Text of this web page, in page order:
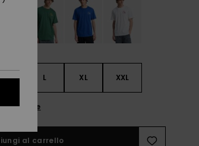
M L XL XXL
taglie
al carrello